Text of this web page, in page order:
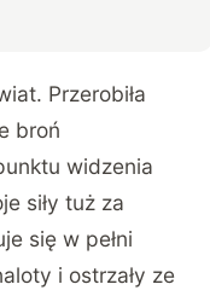
Przerobiła
broń
widzenia
siły tuż za
się w pełni
i ostrzały ze